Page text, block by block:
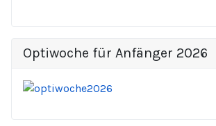
Optiwoche für Anfänger 2026